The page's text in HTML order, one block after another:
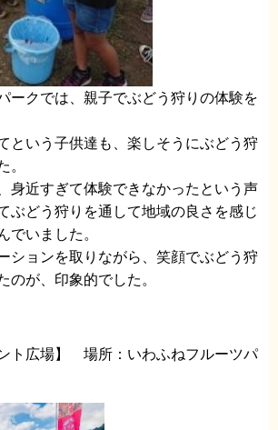
ークでは、親子でぶどう狩りの体験を
という子供達も、楽しそうにぶどう狩
。
身近すぎて体験できなかったという声
ぶどう狩りを通して地域の良さを感じ
でいました。
ションを取りながら、笑顔でぶどう狩
のが、印象的でした。
ト広場】 場所：いわふねフルーツパ